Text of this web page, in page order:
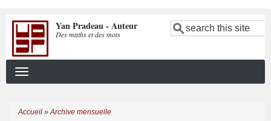
contenu
principal
Search
Yan Pradeau - Auteur
Des maths et des mots
Accueil Archive mensuelle